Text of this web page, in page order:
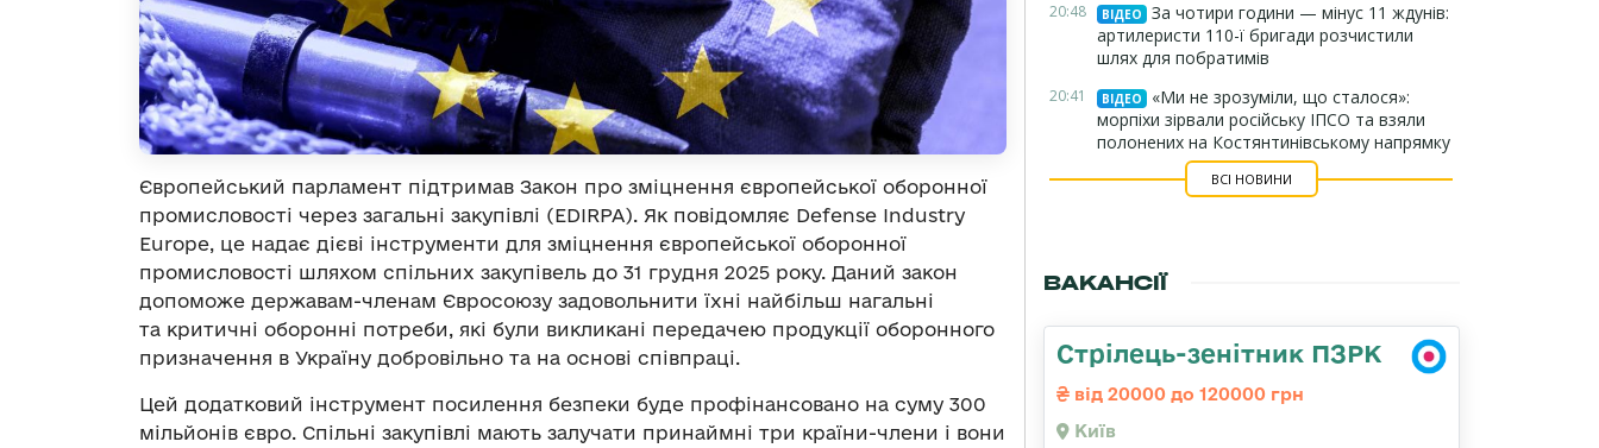
Європейський парламент підтримав Закон про зміцнення європейської оборонної
промисловості через загальні закупівлі (EDIRPA). Як повідомляє Defense Industry
Europe, це надає дієві інструменти для зміцнення європейської оборонної
промисловості шляхом спільних закупівель до 31 грудня 2025 року. Даний закон
допоможе державам-членам Євросоюзу задовольнити їхні найбільш нагальні
та критичні оборонні потреби, які були викликані передачею продукції оборонного
призначення в Україну добровільно та на основі співпраці.
Цей додатковий інструмент посилення безпеки буде профінансовано на суму 300
мільйонів євро. Спільні закупівлі мають залучати принаймні три країни-члени і вони
20:48 ВІДЕО
За чотири години — мінус 11 ждунів:
артилеристи 110-ї бригади розчистили
шлях для побратимів
20:41 ВІДЕО
«Ми не зрозуміли, що сталося»:
морпіхи зірвали російську ІПСО та взяли
полонених на Костянтинівському напрямку
ВСІ НОВИНИ
ВАКАНСІЇ
Стрілець-зенітник ПЗРК
від 20000 до 120000 грн
Київ